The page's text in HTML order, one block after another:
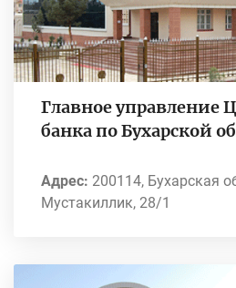
Главное управление
банка по Бухарской
Адрес: 200114, Бухарская
Мустакиллик, 28/1